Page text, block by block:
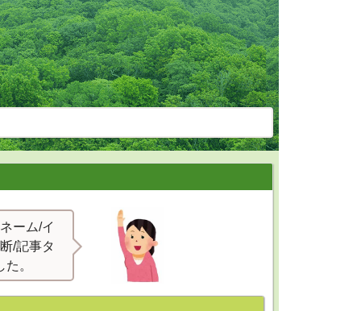
ーム/イ
/記事タ
。